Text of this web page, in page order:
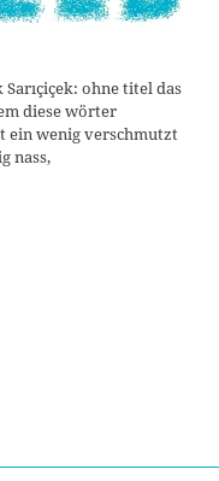
ohne titel das
diese wörter
ein wenig verschmutzt
nass,